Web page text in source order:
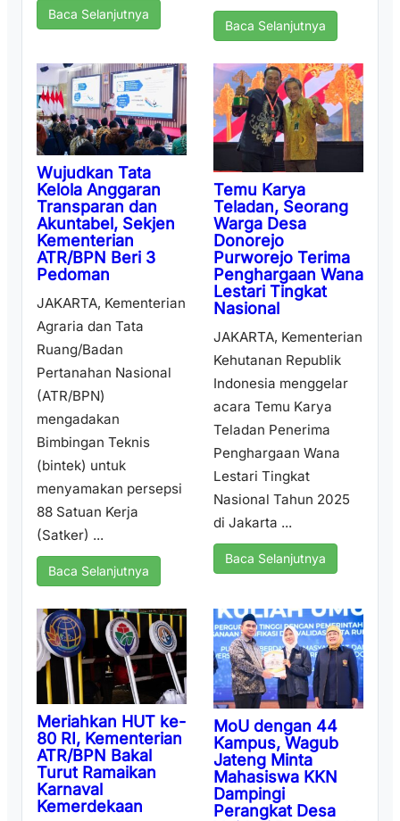
Baca Selanjutnya
Baca Selanjutnya
Wujudkan Tata
Kelola Anggaran
Transparan dan
Akuntabel, Sekjen
Kementerian
ATR/BPN Beri 3
Pedoman
JAKARTA, Kementerian
Agraria dan Tata
Ruang/Badan
Pertanahan Nasional
(ATR/BPN)
mengadakan
Bimbingan Teknis
(bintek) untuk
menyamakan persepsi
88 Satuan Kerja
(Satker) ...
Baca Selanjutnya
Temu Karya
Teladan, Seorang
Warga Desa
Donorejo
Purworejo Terima
Penghargaan Wana
Lestari Tingkat
Nasional
JAKARTA, Kementerian
Kehutanan Republik
Indonesia menggelar
acara Temu Karya
Teladan Penerima
Penghargaan Wana
Lestari Tingkat
Nasional Tahun 2025
di Jakarta ...
Baca Selanjutnya
Meriahkan HUT ke-
80 RI, Kementerian
ATR/BPN Bakal
Turut Ramaikan
Karnaval
Kemerdekaan
MoU dengan 44
Kampus, Wagub
Jateng Minta
Mahasiswa KKN
Dampingi
Perangkat Desa